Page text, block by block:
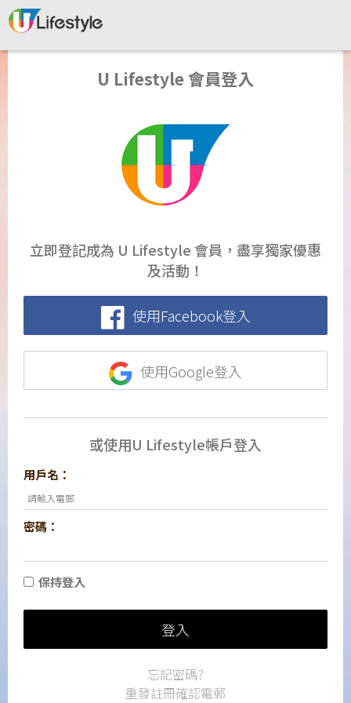
U Lifestyle 會員登入
立即登記成為 U Lifestyle 會員，盡享獨家優惠
及活動！
使用Facebook登入
使用Google登入
或使用U Lifestyle帳戶登入
用戶名：
密碼：
保持登入
登入
忘記密碼?
重發註冊確認電郵